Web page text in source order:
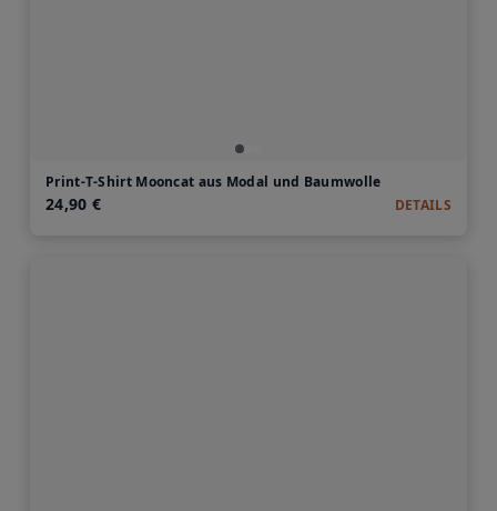
Print-T-Shirt Mooncat aus Modal und Baumwolle
24,90 € DETAILS